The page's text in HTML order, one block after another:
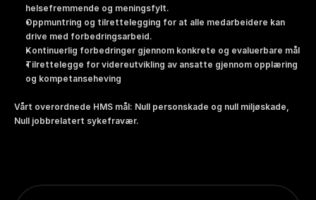
helsefremmende og meningsfylt.
Oppmuntring og tilrettelegging for at alle medarbeidere kan
drive med forbedringsarbeid.
Kontinuerlig forbedringer gjennom konkrete og evaluerbare mål
Tilrettelegge for videreutvikling av ansatte gjennom opplæring
og kompetanseheving
Vårt overordnede HMS mål: Null personskade og null miljøskade,
Null jobbrelatert sykefravær.